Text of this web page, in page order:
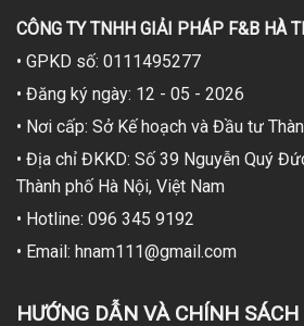
CÔNG TY TNHH GIẢI PHÁP F&B HÀ
• GPKD số: 0111495277
• Đăng ký ngày: 12 - 05 - 2026
• Nơi cấp: Sở Kế hoạch và Đầu tư
• Địa chỉ ĐKKD: Số 39 Nguyễn Quý
Thành phố Hà Nội, Việt Nam
• Hotline: 096 345 9192
• Email: hnam111@gmail.com
HƯỚNG DẪN VÀ CHÍNH SÁCH